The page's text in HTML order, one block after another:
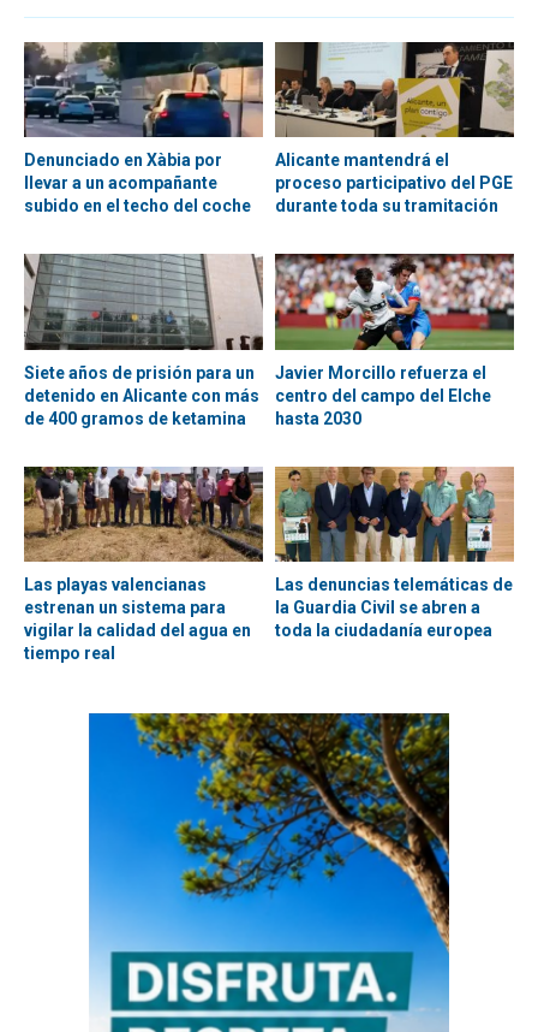
Denunciado en Xàbia por
llevar a un acompañante
subido en el techo del coche
Alicante mantendrá el
proceso participativo del PGE
durante toda su tramitación
Siete años de prisión para un
detenido en Alicante con más
de 400 gramos de ketamina
Javier Morcillo refuerza el
centro del campo del Elche
hasta 2030
Las playas valencianas
estrenan un sistema para
vigilar la calidad del agua en
tiempo real
Las denuncias telemáticas de
la Guardia Civil se abren a
toda la ciudadanía europea